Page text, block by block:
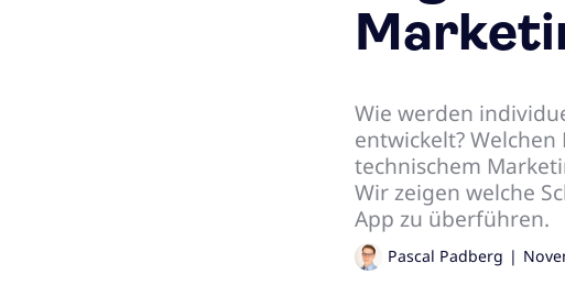
Wie werden
entwickelt?
technischem
Wir zeigen welche
App zu überführen.
Pascal Padberg |